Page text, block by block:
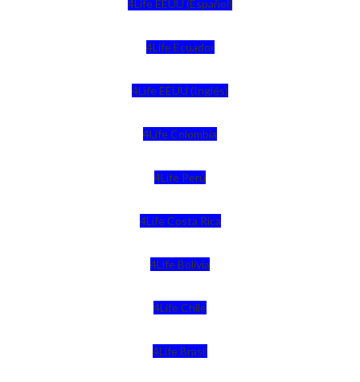
4Life EEUU (Español)
4Life Ecuador
4Life EEUU (Inglés)
4Life Colombia
4Life Perú
4Life Costa Rica
4Life Bolivia
4Life Chile
4Life Brasil